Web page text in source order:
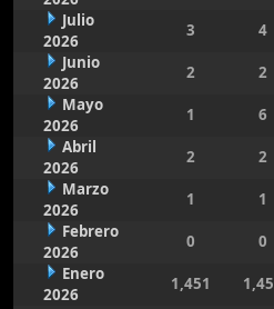
Julio
2026
3 4
Junio
2026
2 2
Mayo
2026
1 6
Abril
2026
2 2
Marzo
2026
1 1
Febrero
2026
0 0
Enero
2026
1,451